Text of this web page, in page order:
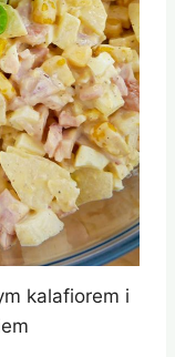
kalafiorem i